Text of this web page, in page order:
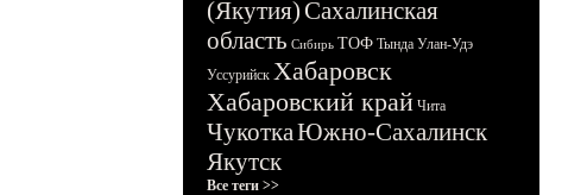
(Якутия)Сахалинская
область Сибирь ТОФ Тында Улан-Удэ
Уссурийск Хабаровск
Хабаровский край Чита
ЧукоткаЮжно-Сахалинск
Якутск
Все теги >>